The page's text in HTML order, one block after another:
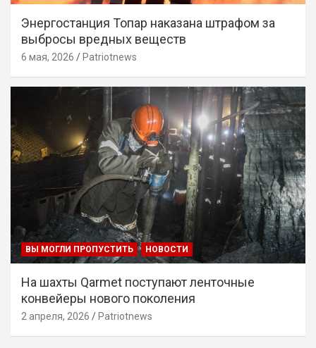
Энергостанция Топар наказана штрафом за
выбросы вредных веществ
6 мая, 2026 Patriotnews
ВЫ МОГЛИ ПРОПУСТИТЬ НОВОСТИ
На шахты Qarmet поступают ленточные
конвейеры нового поколения
2 апреля, 2026 Patriotnews